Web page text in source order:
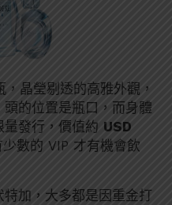
晶瑩剔透的高雅外觀，
的位置是瓶口，而身體
發行，價值約 USD
少數的 VIP 才有機會飲
加，大多都是因重金打